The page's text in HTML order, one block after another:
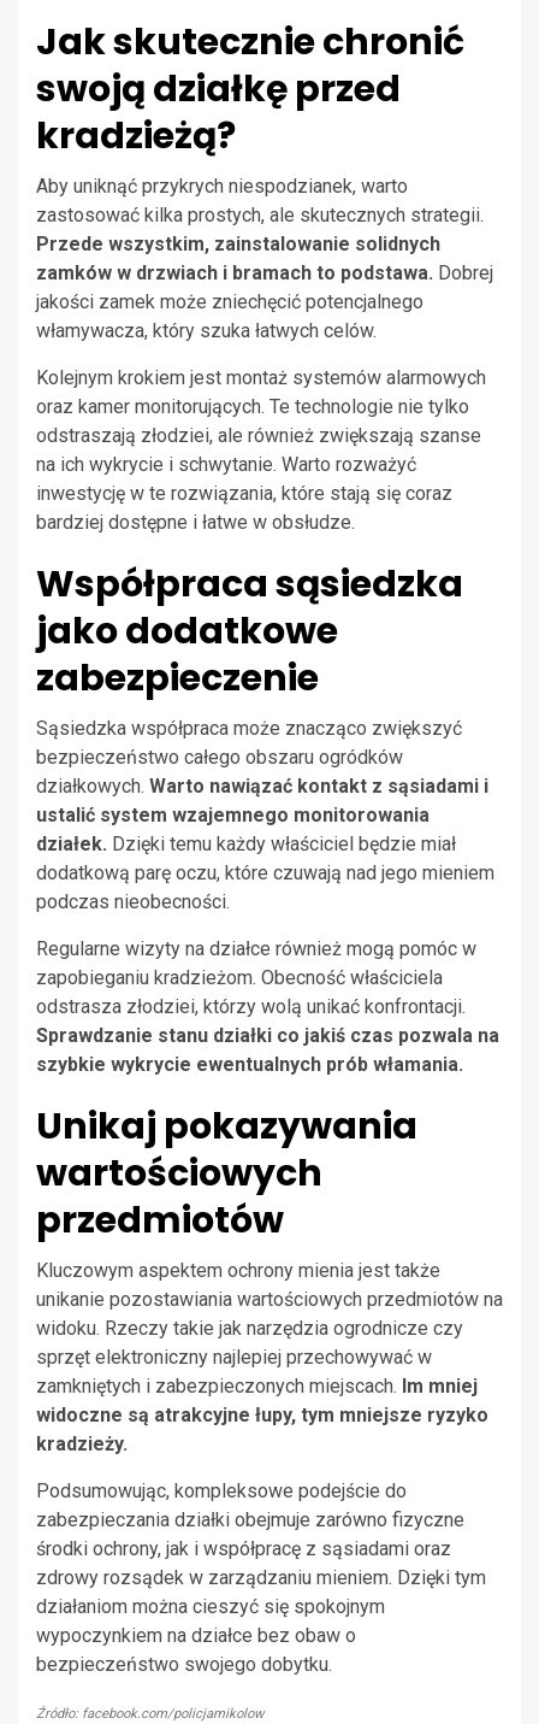
Jak skutecznie chronić
swoją działkę przed
kradzieżą?
Aby uniknąć przykrych niespodzianek, warto
zastosować kilka prostych, ale skutecznych strategii.
Przede wszystkim, zainstalowanie solidnych
zamków w drzwiach i bramach to podstawa. Dobrej
jakości zamek może zniechęcić potencjalnego
włamywacza, który szuka łatwych celów.
Kolejnym krokiem jest montaż systemów alarmowych
oraz kamer monitorujących. Te technologie nie tylko
odstraszają złodziei, ale również zwiększają szanse
na ich wykrycie i schwytanie. Warto rozważyć
inwestycję w te rozwiązania, które stają się coraz
bardziej dostępne i łatwe w obsłudze.
Współpraca sąsiedzka
jako dodatkowe
zabezpieczenie
Sąsiedzka współpraca może znacząco zwiększyć
bezpieczeństwo całego obszaru ogródków
działkowych. Warto nawiązać kontakt z sąsiadami i
ustalić system wzajemnego monitorowania
działek. Dzięki temu każdy właściciel będzie miał
dodatkową parę oczu, które czuwają nad jego mieniem
podczas nieobecności.
Regularne wizyty na działce również mogą pomóc w
zapobieganiu kradzieżom. Obecność właściciela
odstrasza złodziei, którzy wolą unikać konfrontacji.
Sprawdzanie stanu działki co jakiś czas pozwala na
szybkie wykrycie ewentualnych prób włamania.
Unikaj pokazywania
wartościowych
przedmiotów
Kluczowym aspektem ochrony mienia jest także
unikanie pozostawiania wartościowych przedmiotów na
widoku. Rzeczy takie jak narzędzia ogrodnicze czy
sprzęt elektroniczny najlepiej przechowywać w
zamkniętych i zabezpieczonych miejscach. Im mniej
widoczne są atrakcyjne łupy, tym mniejsze ryzyko
kradzieży.
Podsumowując, kompleksowe podejście do
zabezpieczania działki obejmuje zarówno fizyczne
środki ochrony, jak i współpracę z sąsiadami oraz
zdrowy rozsądek w zarządzaniu mieniem. Dzięki tym
działaniom można cieszyć się spokojnym
wypoczynkiem na działce bez obaw o
bezpieczeństwo swojego dobytku.
Źródło: facebook.com/policjamikolow